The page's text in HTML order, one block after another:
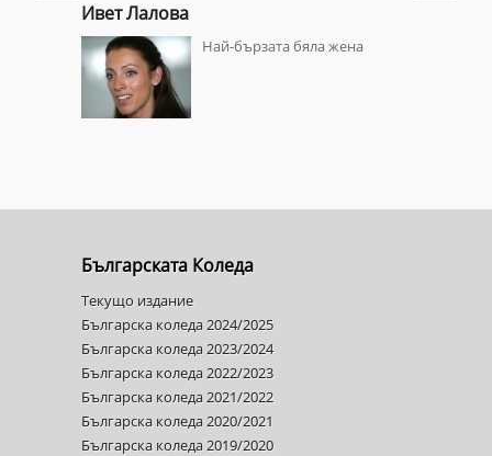
Ивет Лалова
Най-бързата бяла жена
Българската Коледа
Текущо издание
Българска коледа 2024/2025
Българска коледа 2023/2024
Българска коледа 2022/2023
Българска коледа 2021/2022
Българска коледа 2020/2021
Българска коледа 2019/2020